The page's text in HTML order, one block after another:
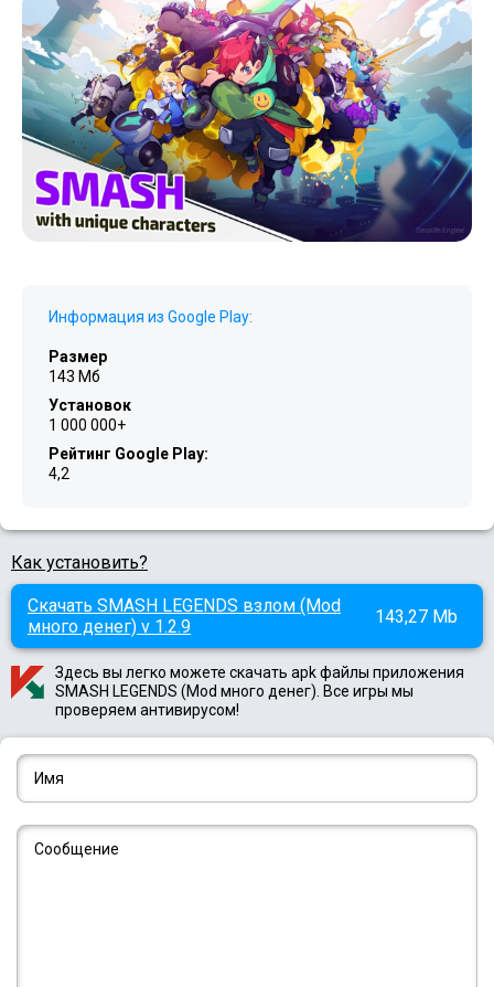
Информация из Google Play:
Размер
143 Мб
Установок
1 000 000+
Рейтинг Google Play:
4,2
Как установить?
Скачать SMASH LEGENDS взлом (Mod
много денег) v 1.2.9
143,27 Mb
Здесь вы легко можете скачать apk файлы приложения
SMASH LEGENDS (Mod много денег). Все игры мы
проверяем антивирусом!